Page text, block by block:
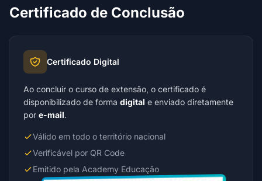
Certificado de Conclusão
Certificado Digital
Ao concluir o curso de extensão, o certificado é
disponibilizado de forma digital e enviado diretamente
por e-mail.
Válido em todo o território nacional
Verificável por QR Code
Emitido pela Academy Educação